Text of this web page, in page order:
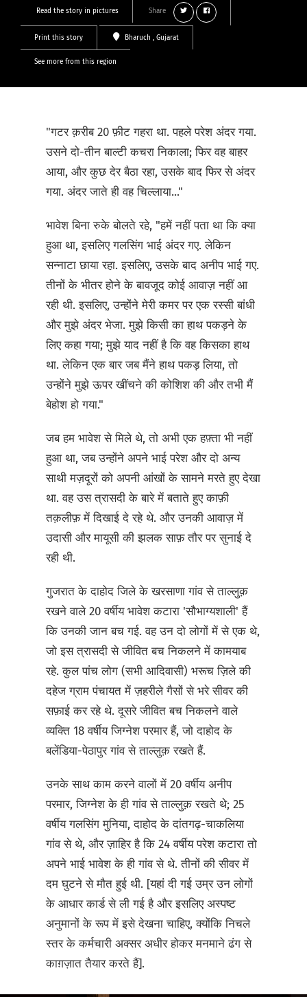
Read the story in pictures Share
Print this story Bharuch , Gujarat
See more from this region
"गटर क़रीब 20 फ़ीट गहरा था. पहले परेश अंदर गया.
उसने दो-तीन बाल्टी कचरा निकाला; फिर वह बाहर
आया, और कुछ देर बैठा रहा, उसके बाद फिर से अंदर
गया. अंदर जाते ही वह चिल्लाया..."
भावेश बिना रुके बोलते रहे, "हमें नहीं पता था कि क्या
हुआ था, इसलिए गलसिंग भाई अंदर गए. लेकिन
सन्नाटा छाया रहा. इसलिए, उसके बाद अनीप भाई गए.
तीनों के भीतर होने के बावजूद कोई आवाज़ नहीं आ
रही थी. इसलिए, उन्होंने मेरी कमर पर एक रस्सी बांधी
और मुझे अंदर भेजा. मुझे किसी का हाथ पकड़ने के
लिए कहा गया; मुझे याद नहीं है कि वह किसका हाथ
था. लेकिन एक बार जब मैंने हाथ पकड़ लिया, तो
उन्होंने मुझे ऊपर खींचने की कोशिश की और तभी मैं
बेहोश हो गया."
जब हम भावेश से मिले थे, तो अभी एक हफ़्ता भी नहीं
हुआ था, जब उन्होंने अपने भाई परेश और दो अन्य
साथी मज़दूरों को अपनी आंखों के सामने मरते हुए देखा
था. वह उस त्रासदी के बारे में बताते हुए काफ़ी
तक़लीफ़ में दिखाई दे रहे थे. और उनकी आवाज़ में
उदासी और मायूसी की झलक साफ़ तौर पर सुनाई दे
रही थी.
गुजरात के दाहोद जिले के खरसाणा गांव से ताल्लुक़
रखने वाले 20 वर्षीय भावेश कटारा 'सौभाग्यशाली' हैं
कि उनकी जान बच गई. वह उन दो लोगों में से एक थे,
जो इस त्रासदी से जीवित बच निकलने में कामयाब
रहे. कुल पांच लोग (सभी आदिवासी) भरूच ज़िले की
दहेज ग्राम पंचायत में ज़हरीले गैसों से भरे सीवर की
सफ़ाई कर रहे थे. दूसरे जीवित बच निकलने वाले
व्यक्ति 18 वर्षीय जिग्नेश परमार हैं, जो दाहोद के
बलेंडिया-पेठापुर गांव से ताल्लुक़ रखते हैं.
उनके साथ काम करने वालों में 20 वर्षीय अनीप
परमार, जिग्नेश के ही गांव से ताल्लुक़ रखते थे; 25
वर्षीय गलसिंग मुनिया, दाहोद के दांतगढ़-चाकलिया
गांव से थे, और ज़ाहिर है कि 24 वर्षीय परेश कटारा तो
अपने भाई भावेश के ही गांव से थे. तीनों की सीवर में
दम घुटने से मौत हुई थी. [यहां दी गई उम्र उन लोगों
के आधार कार्ड से ली गई है और इसलिए अस्पष्ट
अनुमानों के रूप में इसे देखना चाहिए, क्योंकि निचले
स्तर के कर्मचारी अक्सर अधीर होकर मनमाने ढंग से
काग़ज़ात तैयार करते हैं].